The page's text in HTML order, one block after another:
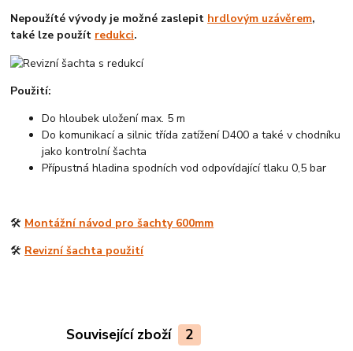
Nepoužíté vývody je možné zaslepit hrdlovým uzávěrem,
také lze použít redukci.
Použití:
Do hloubek uložení max. 5 m
Do komunikací a silnic třída zatížení D400 a také v chodníku
jako kontrolní šachta
Přípustná hladina spodních vod odpovídající tlaku 0,5 bar
🛠️ Montážní návod pro šachty 600mm
🛠️ Revizní šachta použití
Související zboží 2